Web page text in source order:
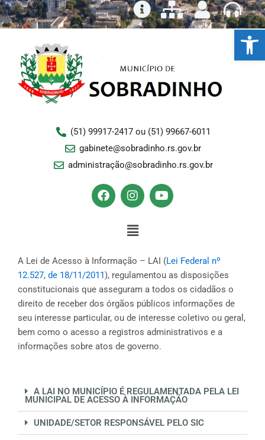
Ir
para
conteúdo
(51) 99917-2417 ou (51) 99667-6011
gabinete@sobradinho.rs.gov.br
administração@sobradinho.rs.gov.br
F
a
o
k
I
n
t
a
r
a
m
Y
o
e
Menu
A Lei de Acesso à Informação – LAI (Lei Federal nº
12.527, de 18/11/2011), regulamentou as disposições
constitucionais que asseguram a todos os cidadãos o
direito de receber dos órgãos públicos informações de
seu interesse particular, ou de interesse coletivo ou geral,
bem como o acesso a registros administrativos e a
informações sobre atos de governo.
A LAI NO MUNICÍPIO É REGULAMENTADA PELA LEI
MUNICIPAL DE ACESSO À INFORMAÇÃO
UNIDADE/SETOR RESPONSÁVEL PELO SIC